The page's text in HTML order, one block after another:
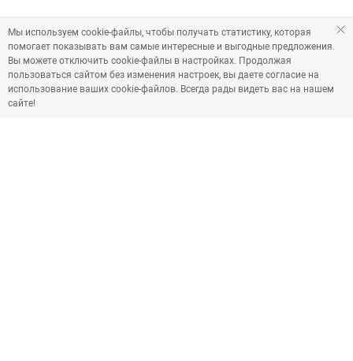
Мы используем cookie-файлы, чтобы получать статистику, которая
помогает показывать вам самые интересные и выгодные предложения.
Вы можете отключить cookie-файлы в настройках. Продолжая
пользоваться сайтом без изменения настроек, вы даете согласие на
использование ваших cookie-файлов. Всегда рады видеть вас на нашем
сайте!